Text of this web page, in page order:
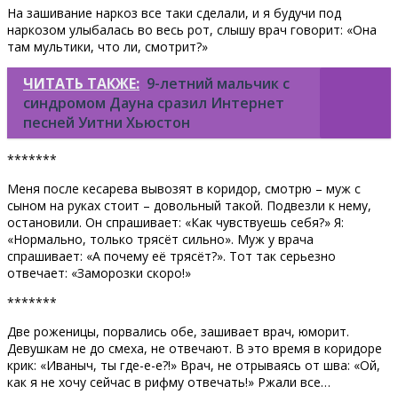
На зашивание наркоз все таки сделали, и я будучи под
наркозом улыбалась во весь рот, слышу врач говорит: «Она
там мультики, что ли, смотрит?»
ЧИТАТЬ ТАКЖЕ: 9-летний мальчик с
синдромом Дауна сразил Интернет
песней Уитни Хьюстон
*******
Меня после кесарева вывозят в коридор, смотрю – муж с
сыном на руках стоит – довольный такой. Подвезли к нему,
остановили. Он спрашивает: «Как чувствуешь себя?» Я:
«Нормально, только трясёт сильно». Муж у врача
спрашивает: «А почему её трясёт?». Тот так серьезно
отвечает: «Заморозки скоро!»
*******
Две роженицы, порвались обе, зашивает врач, юморит.
Девушкам не до смеха, не отвечают. В это время в коридоре
крик: «Иваныч, ты где-е-е?!» Врач, не отрываясь от шва: «Ой,
как я не хочу сейчас в рифму отвечать!» Ржали все…